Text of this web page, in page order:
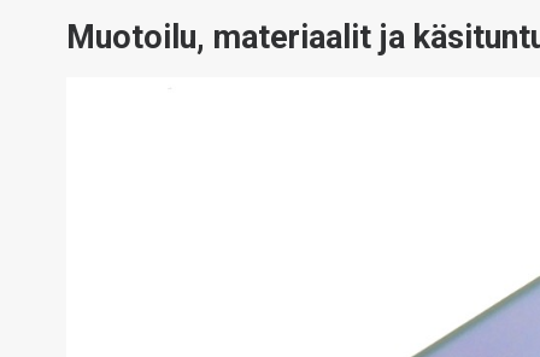
Muotoilu, materiaalit ja